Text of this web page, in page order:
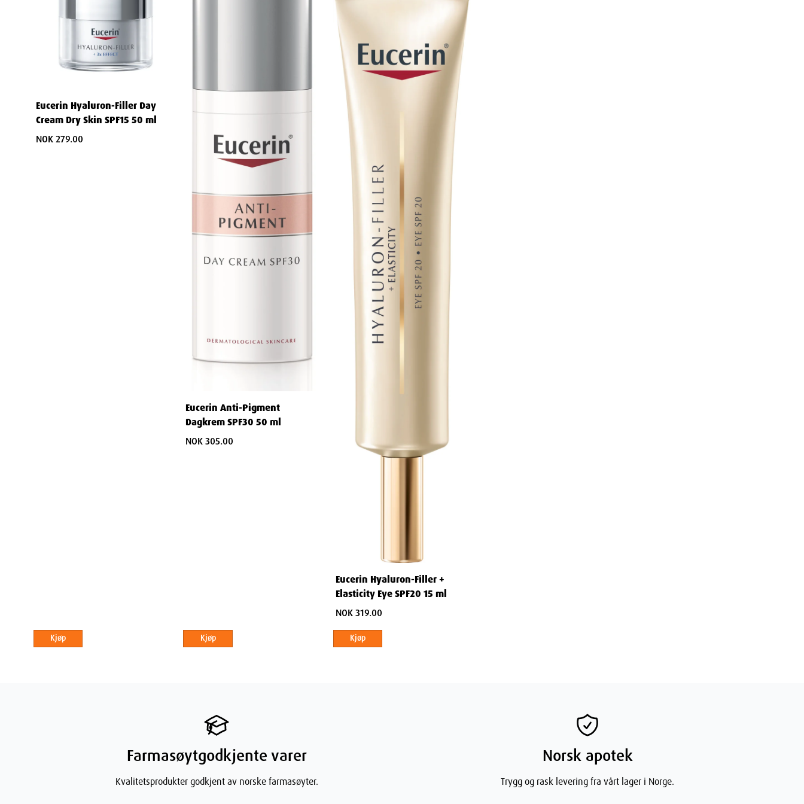
Depth 6.5
Weight g
Eucerin Hyaluron-Filler Day
Cream Dry Skin SPF15 50 ml
NOK 279.00
Kjøp
Eucerin Anti-Pigment
Dagkrem SPF30 50 ml
NOK 305.00
Kjøp
Eucerin Hyaluron-Filler +
Elasticity Eye SPF20 15 ml
NOK 319.00
Kjøp
Farmasøytgodkjente varer
Kvalitetsprodukter godkjent av norske farmasøyter.
Norsk apotek
Trygg og rask levering fra vårt lager i Norge.